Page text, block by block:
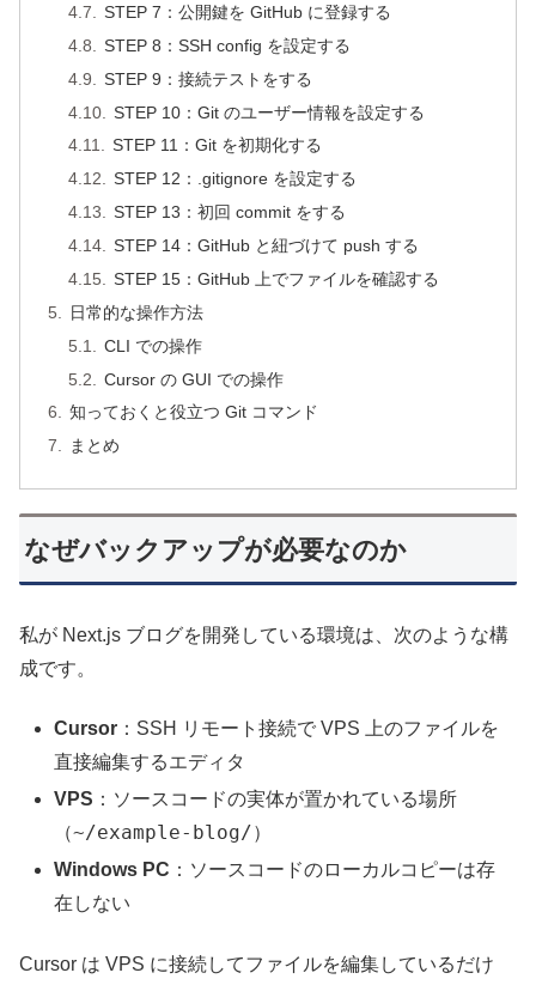
STEP 7：公開鍵を GitHub に登録する
STEP 8：SSH config を設定する
STEP 9：接続テストをする
STEP 10：Git のユーザー情報を設定する
STEP 11：Git を初期化する
STEP 12：.gitignore を設定する
STEP 13：初回 commit をする
STEP 14：GitHub と紐づけて push する
STEP 15：GitHub 上でファイルを確認する
日常的な操作方法
CLI での操作
Cursor の GUI での操作
知っておくと役立つ Git コマンド
まとめ
なぜバックアップが必要なのか
私が Next.js ブログを開発している環境は、次のような構
成です。
Cursor ：SSH リモート接続で VPS 上のファイルを
直接編集するエディタ
VPS ：ソースコードの実体が置かれている場所
（~/example-blog/）
Windows PC ：ソースコードのローカルコピーは存
在しない
Cursor は VPS に接続してファイルを編集しているだけ